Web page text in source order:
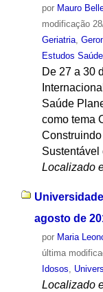
por Mauro
modificação
Geriatria,
Estudos
De 27 a 30
Saúde
como tema
Sustentável
Localizado
agosto de
por Maria
última
Idosos,
Localizado